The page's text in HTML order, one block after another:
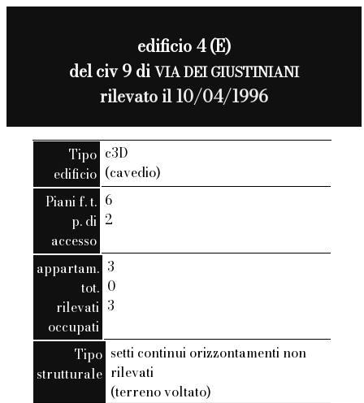
edificio 4 (E)
del civ 9 diVIA DEI GIUSTINIANI
rilevato il 10/04/1996
Tipo
edificio
c3D
(cavedio)
Piani f. t.
p. di
accesso
6
2
appartam.
tot.
rilevati
occupati
3
0
3
Tipo
strutturale
setti continui orizzontamenti non
rilevati
(terreno voltato)